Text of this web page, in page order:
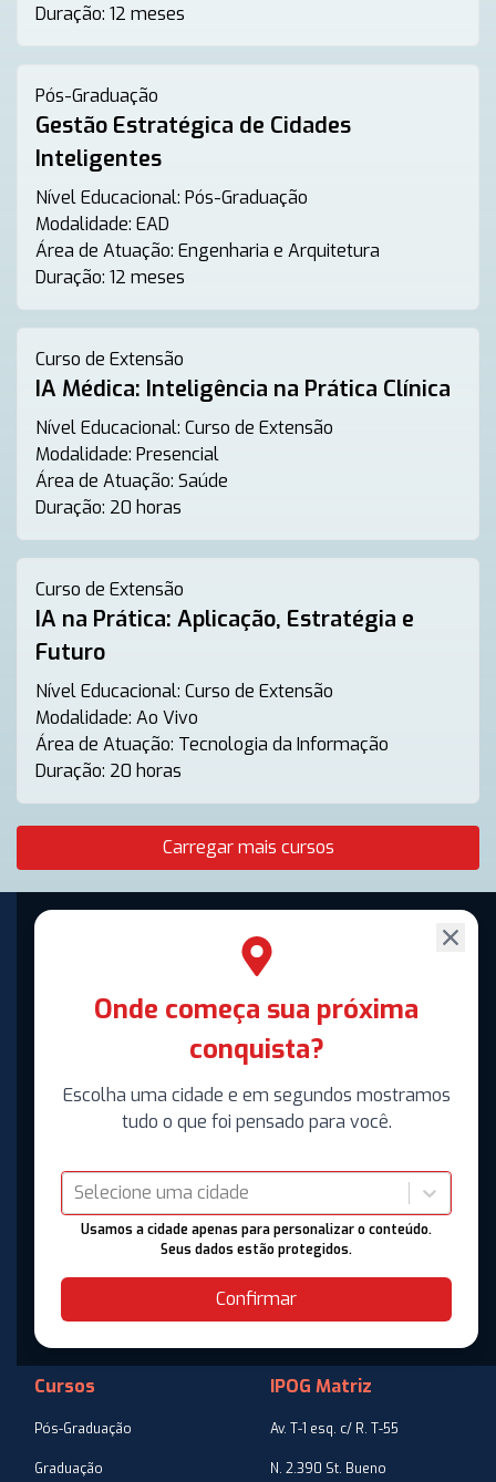
Duração: 12 meses
Pós-Graduação
Gestão Estratégica de Cidades
Inteligentes
Nível Educacional: Pós-Graduação
Modalidade: EAD
Área de Atuação: Engenharia e Arquitetura
Duração: 12 meses
Curso de Extensão
IA Médica: Inteligência na Prática Clínica
Nível Educacional: Curso de Extensão
Modalidade: Presencial
Área de Atuação: Saúde
Duração: 20 horas
Curso de Extensão
IA na Prática: Aplicação, Estratégia e
Futuro
Nível Educacional: Curso de Extensão
Modalidade: Ao Vivo
Área de Atuação: Tecnologia da Informação
Duração: 20 horas
Carregar mais cursos
Onde começa sua próxima
conquista?
Escolha uma cidade e em segundos mostramos
tudo o que foi pensado para você.
Selecione uma cidade
Usamos a cidade apenas para personalizar o conteúdo.
Seus dados estão protegidos.
Confirmar
Cursos
Pós-Graduação
Graduação
IPOG Matriz
Av. T-1 esq. c/ R. T-55
N. 2.390 St. Bueno